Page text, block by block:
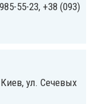
55-23, +38 (093)
ул. Сечевых